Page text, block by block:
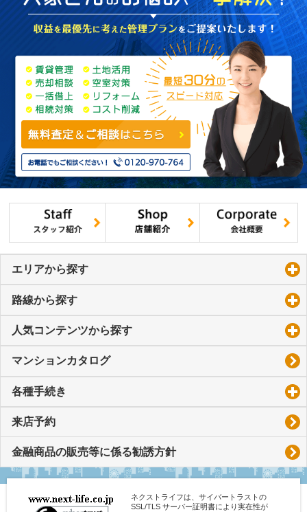
エリアから探す
路線から探す
人気コンテンツから探す
マンションカタログ
各種手続き
来店予約
金融商品の販売等に係る勧誘方針
ネクストライフは、サイバートラストの
SSL/TLS サーバー証明書により実在性が